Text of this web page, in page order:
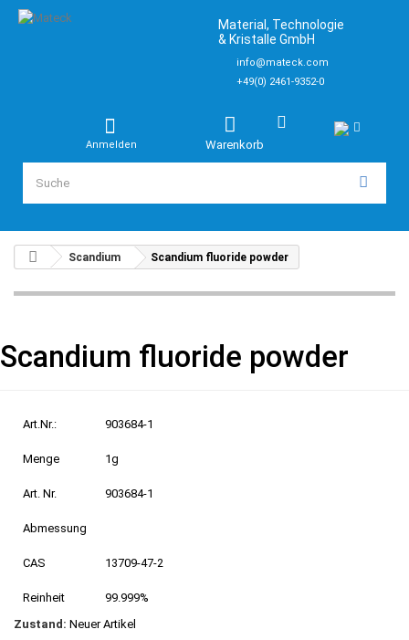
Material, Technologie
& Kristalle GmbH
info@mateck.com
+49(0) 2461-9352-0
Warenkorb
Anmelden
Scandium Scandium fluoride powder
Scandium fluoride powder
Art.Nr.: 903684-1
Menge 1g
Art. Nr. 903684-1
Abmessung
CAS 13709-47-2
Reinheit
99.999%
Zustand: Neuer Artikel